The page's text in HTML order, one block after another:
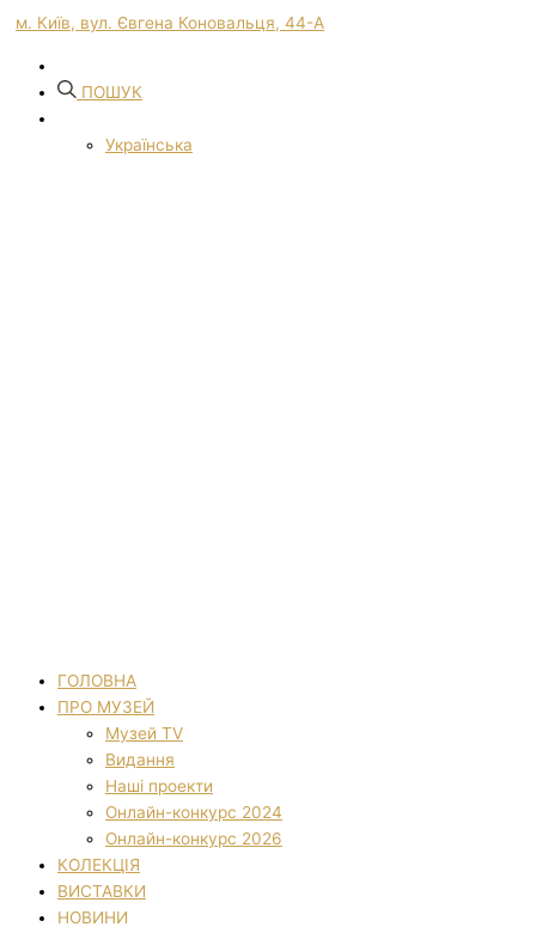
м. Київ, вул. Євгена Коновальця, 44-А
ПОШУК
Українська
ГОЛОВНА
ПРО МУЗЕЙ
Музей TV
Видання
Наші проекти
Онлайн-конкурс 2024
Онлайн-конкурс 2026
КОЛЕКЦІЯ
ВИСТАВКИ
НОВИНИ